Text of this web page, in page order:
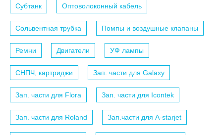
Субтанк Оптоволоконный кабель
Сольвентная трубка Помпы и воздушные клапаны
Ремни Двигатели УФ лампы
СНПЧ, картриджи Зап. части для Galaxy
Зап. части для Flora Зап. части для Icontek
Зап. части для Roland Зап.части для A-starjet